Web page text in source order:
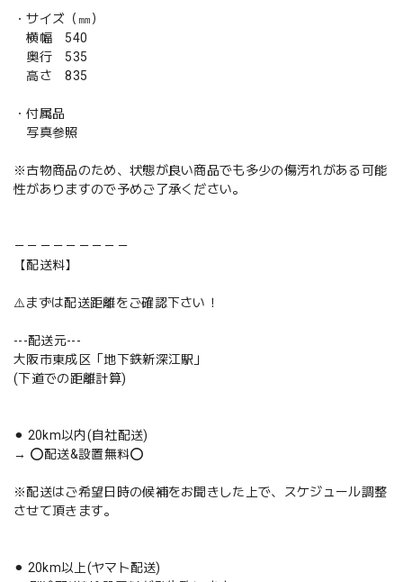
・サイズ（㎜）
横幅 540
奥行 535
高さ 835
・付属品
写真参照
※古物商品のため、状態が良い商品でも多少の傷汚れがある可能
性がありますので予めご了承ください。
－－－－－－－－－
【配送料】
⚠️まずは配送距離をご確認下さい！
---配送元---
大阪市東成区「地下鉄新深江駅」
(下道での距離計算)
⚫︎ 20km以内(自社配送)
→ ⭕️配送&設置無料⭕️
※配送はご希望日時の候補をお聞きした上で、スケジュール調整
させて頂きます。
⚫︎ 20km以上(ヤマト配送)